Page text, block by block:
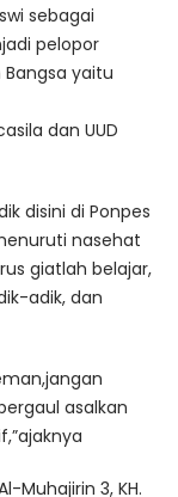
sebagai
pelopor
yaitu
dan UUD
disini di Ponpes
nasehat
giatlah belajar,
adik, dan
asalkan
Muhajirin 3, KH.